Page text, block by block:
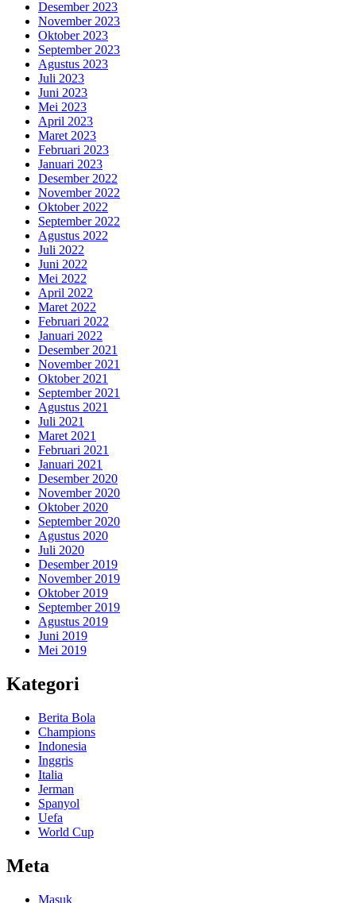
Desember 2023
November 2023
Oktober 2023
September 2023
Agustus 2023
Juli 2023
Juni 2023
Mei 2023
April 2023
Maret 2023
Februari 2023
Januari 2023
Desember 2022
November 2022
Oktober 2022
September 2022
Agustus 2022
Juli 2022
Juni 2022
Mei 2022
April 2022
Maret 2022
Februari 2022
Januari 2022
Desember 2021
November 2021
Oktober 2021
September 2021
Agustus 2021
Juli 2021
Maret 2021
Februari 2021
Januari 2021
Desember 2020
November 2020
Oktober 2020
September 2020
Agustus 2020
Juli 2020
Desember 2019
November 2019
Oktober 2019
September 2019
Agustus 2019
Juni 2019
Mei 2019
Kategori
Berita Bola
Champions
Indonesia
Inggris
Italia
Jerman
Spanyol
Uefa
World Cup
Meta
Masuk